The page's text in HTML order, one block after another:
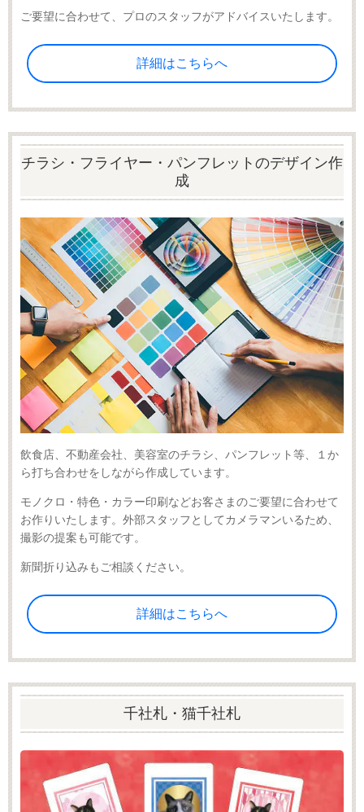
ご要望に合わせて、プロのスタッフがアドバイスいたします。
詳細はこちらへ
チラシ・フライヤー・パンフレットのデザイン作
成
飲食店、不動産会社、美容室のチラシ、パンフレット等、１か
ら打ち合わせをしながら作成しています。
モノクロ・特色・カラー印刷などお客さまのご要望に合わせて
お作りいたします。外部スタッフとしてカメラマンいるため、
撮影の提案も可能です。
新聞折り込みもご相談ください。
詳細はこちらへ
千社札・猫千社札